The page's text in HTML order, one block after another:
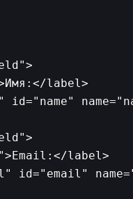
label>
id="name"
label>
id="email"